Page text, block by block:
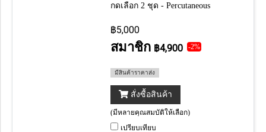
กดเลือก 2 ชุด - Percutaneous
฿5,000
สมาชิก ฿4,900 -2%
มีสินค้าราคาส่ง
สั่งซื้อสินค้า
(มีหลายคุณสมบัติให้เลือก)
เปรียบเทียบ